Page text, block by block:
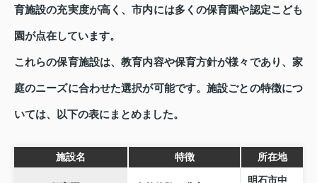
育施設の充実度が高く、市内には多くの保育園や認定こども
園が点在しています。
これらの保育施設は、教育内容や保育方針が様々であり、家
庭のニーズに合わせた選択が可能です。施設ごとの特徴につ
いては、以下の表にまとめました。
施設名 特徴 所在地
明石市中